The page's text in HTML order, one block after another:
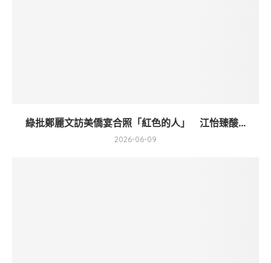
綠批鄭麗文訪美僑宴合照「紅色的人」 江怡臻酸...
2026-06-09